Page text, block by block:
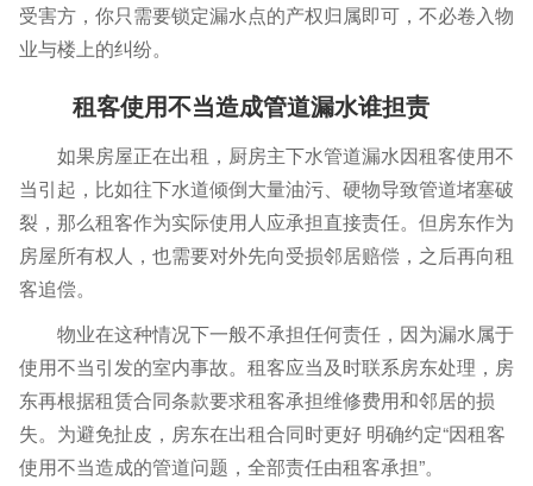
受害方，你只需要锁定漏水点的产权归属即可，不必卷入物
业与楼上的纠纷。
租客使用不当造成管道漏水谁担责
如果房屋正在出租，厨房主下水管道漏水因租客使用不
当引起，比如往下水道倾倒大量油污、硬物导致管道堵塞破
裂，那么租客作为实际使用人应承担直接责任。但房东作为
房屋所有权人，也需要对外先向受损邻居赔偿，之后再向租
客追偿。
物业在这种情况下一般不承担任何责任，因为漏水属于
使用不当引发的室内事故。租客应当及时联系房东处理，房
东再根据租赁合同条款要求租客承担维修费用和邻居的损
失。为避免扯皮，房东在出租合同时更好 明确约定“因租客
使用不当造成的管道问题，全部责任由租客承担”。